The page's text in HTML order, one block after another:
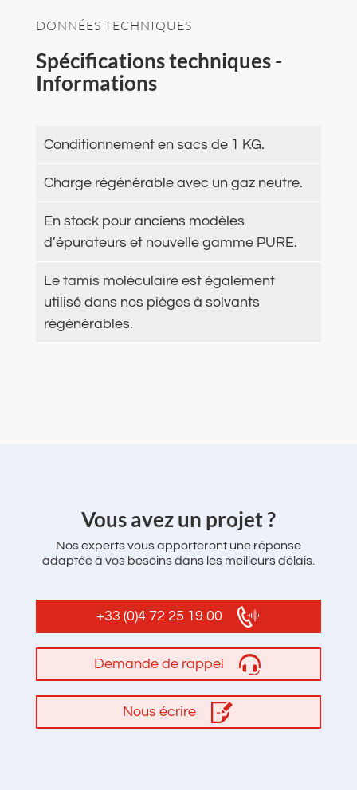
DONNÉES TECHNIQUES
Spécifications techniques -
Informations
Conditionnement en sacs de 1 KG.
Charge régénérable avec un gaz neutre.
En stock pour anciens modèles
d’épurateurs et nouvelle gamme PURE.
Le tamis moléculaire est également
utilisé dans nos pièges à solvants
régénérables.
‌Vous avez un projet ?
Nos experts vous apporteront une réponse
adaptée à vos besoins dans les meilleurs délais.
+33 (0)4 72 25 19 00
Demande de rappel
Nous écrire